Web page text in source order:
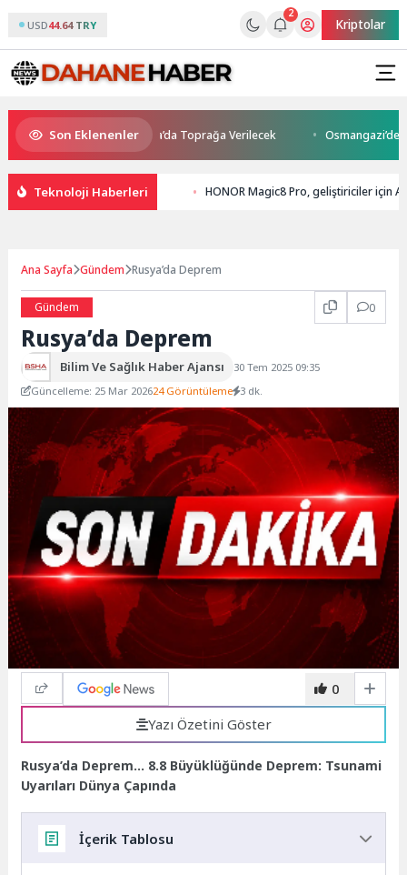
USD44.64 TRY
2
Kriptolar
Son Eklenenler
Kuzey Makedonya’da Toprağa Verilecek Osmangazi’de
Teknoloji Haberleri HONOR Magic8 Pro, geliştiriciler için
Ana Sayfa Gündem Rusya’da Deprem
Gündem 0
Rusya’da Deprem
Bilim Ve Sağlık Haber Ajansı
30 Tem 2025 09:35
Güncelleme: 25 Mar 202624 Görüntüleme 3 dk.
0
Yazı Özetini Göster
Rusya’da Deprem… 8.8 Büyüklüğünde Deprem: Tsunami
Uyarıları Dünya Çapında
İçerik Tablosu